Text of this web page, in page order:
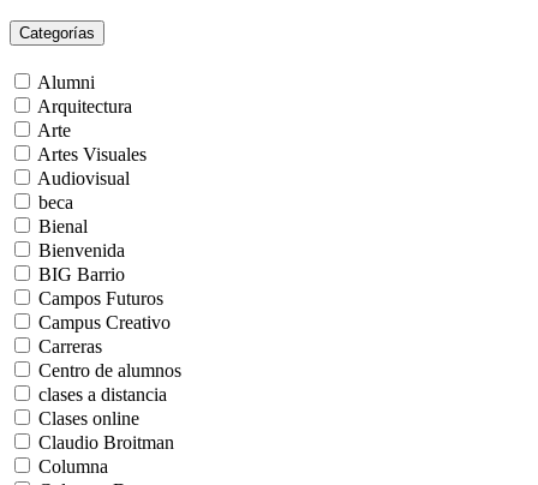
Categorías
Alumni
Arquitectura
Arte
Artes Visuales
Audiovisual
beca
Bienal
Bienvenida
BIG Barrio
Campos Futuros
Campus Creativo
Carreras
Centro de alumnos
clases a distancia
Clases online
Claudio Broitman
Columna